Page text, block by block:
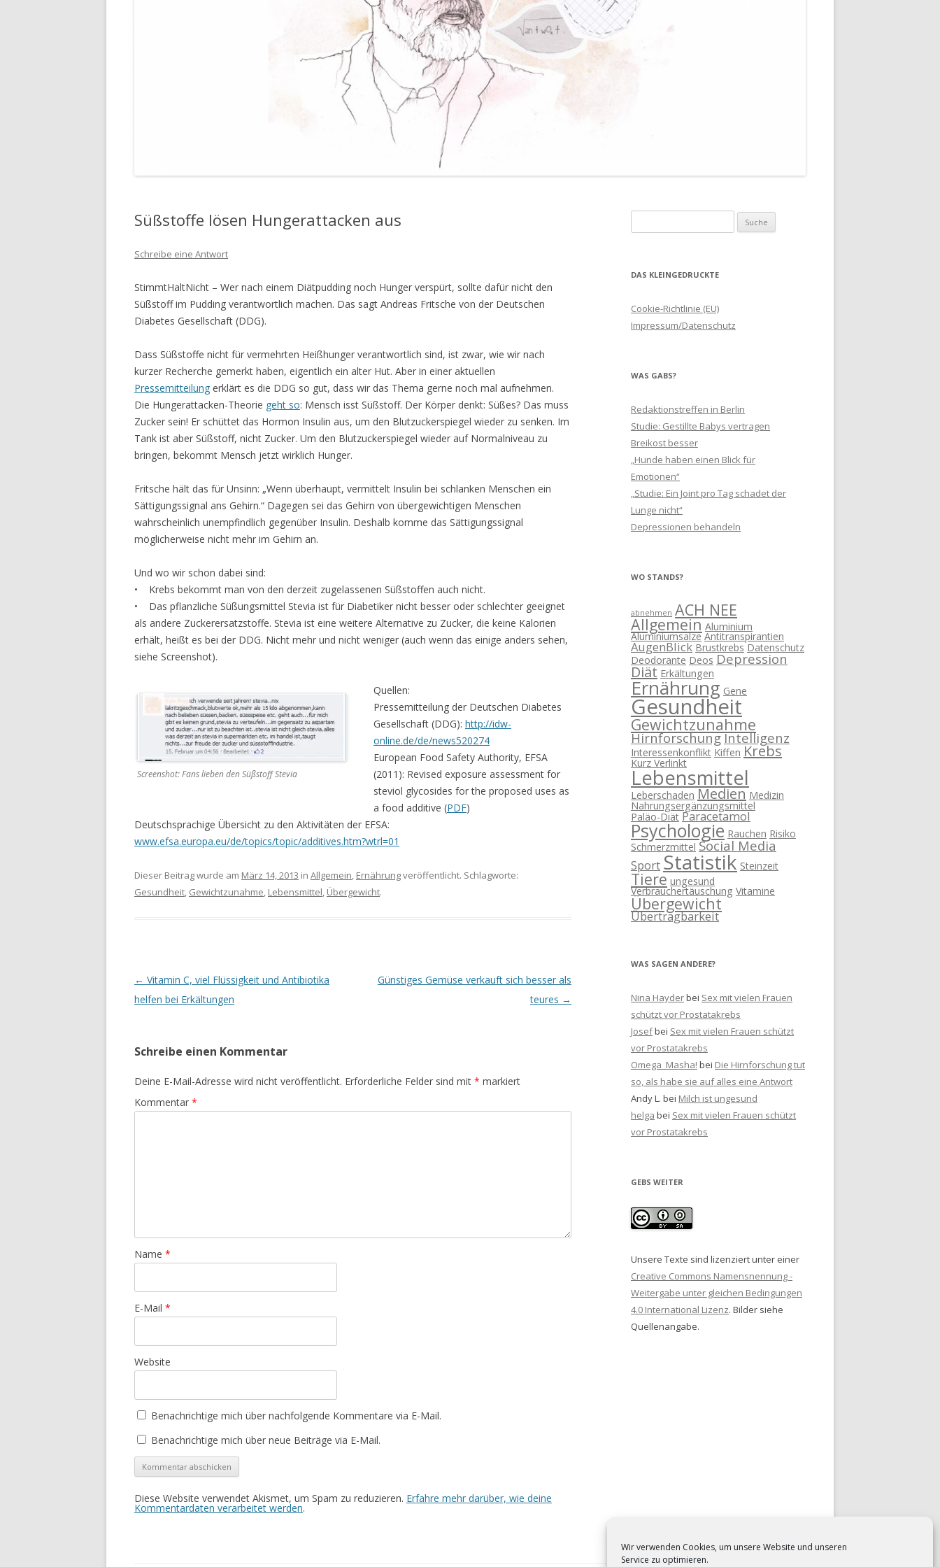
Wir verwenden Cookies, um unsere Website und unseren
Service zu optimieren.
Süßstoffe lösen Hungerattacken aus
Schreibe eine Antwort
StimmtHaltNicht – Wer nach einem Diätpudding noch Hunger verspürt, sollte dafür nicht den
Süßstoff im Pudding verantwortlich machen. Das sagt Andreas Fritsche von der Deutschen
Diabetes Gesellschaft (DDG).
Dass Süßstoffe nicht für vermehrten Heißhunger verantwortlich sind, ist zwar, wie wir nach
kurzer Recherche gemerkt haben, eigentlich ein alter Hut. Aber in einer aktuellen
Pressemitteilung erklärt es die DDG so gut, dass wir das Thema gerne noch mal aufnehmen.
Die Hungerattacken-Theorie geht so: Mensch isst Süßstoff. Der Körper denkt: Süßes? Das muss
Zucker sein! Er schüttet das Hormon Insulin aus, um den Blutzuckerspiegel wieder zu senken. Im
Tank ist aber Süßstoff, nicht Zucker. Um den Blutzuckerspiegel wieder auf Normalniveau zu
bringen, bekommt Mensch jetzt wirklich Hunger.
Fritsche hält das für Unsinn: „Wenn überhaupt, vermittelt Insulin bei schlanken Menschen ein
Sättigungssignal ans Gehirn.“ Dagegen sei das Gehirn von übergewichtigen Menschen
wahrscheinlich unempfindlich gegenüber Insulin. Deshalb komme das Sättigungssignal
möglicherweise nicht mehr im Gehirn an.
Und wo wir schon dabei sind:
• Krebs bekommt man von den derzeit zugelassenen Süßstoffen auch nicht.
• Das pflanzliche Süßungsmittel Stevia ist für Diabetiker nicht besser oder schlechter geeignet
als andere Zuckerersatzstoffe. Stevia ist eine weitere Alternative zu Zucker, die keine Kalorien
erhält, heißt es bei der DDG. Nicht mehr und nicht weniger (auch wenn das einige anders sehen,
siehe Screenshot).
Screenshot: Fans lieben den Süßstoff Stevia
Quellen:
Pressemitteilung der Deutschen Diabetes
Gesellschaft (DDG): http://idw-
online.de/de/news520274
European Food Safety Authority, EFSA
(2011): Revised exposure assessment for
steviol glycosides for the proposed uses as
a food additive (PDF)
Deutschsprachige Übersicht zu den Aktivitäten der EFSA:
www.efsa.europa.eu/de/topics/topic/additives.htm?wtrl=01
Dieser Beitrag wurde am März 14, 2013 in Allgemein Ernährungveröffentlicht. Schlagworte:
Gesundheit Gewichtzunahme Lebensmittel Übergewicht.
Beitrags-
Navigation
← Vitamin C, viel Flüssigkeit und Antibiotika
helfen bei Erkältungen
Günstiges Gemüse verkauft sich besser als
teures →
Schreibe einen Kommentar
Deine E-Mail-Adresse wird nicht veröffentlicht. Erforderliche Felder sind mit * markiert
Kommentar *
Name *
E-Mail *
Website
Benachrichtige mich über nachfolgende Kommentare via E-Mail.
Benachrichtige mich über neue Beiträge via E-Mail.
Diese Website verwendet Akismet, um Spam zu reduzieren. Erfahre mehr darüber, wie deine
Kommentardaten verarbeitet werden.
nach:
DAS KLEINGEDRUCKTE
Cookie-Richtlinie (EU)
Impressum/Datenschutz
WAS GABS?
Redaktionstreffen in Berlin
Studie: Gestillte Babys vertragen
Breikost besser
„Hunde haben einen Blick für
Emotionen“
„Studie: Ein Joint pro Tag schadet der
Lunge nicht“
Depressionen behandeln
WO STANDS?
abnehmen ACH NEE
Allgemein Aluminium
Aluminiumsalze Antitranspirantien
AugenBlick Brustkrebs Datenschutz
Deodorante Deos Depression
Diät Erkältungen
Ernährung Gene
Gesundheit
Gewichtzunahme
HirnforschungIntelligenz
Interessenkonflikt Kiffen Krebs
Kurz Verlinkt
Lebensmittel
Leberschaden Medien Medizin
Nahrungsergänzungsmittel
Paläo-Diät Paracetamol
Psychologie Rauchen Risiko
Schmerzmittel Social Media
Sport Statistik Steinzeit
Tiere ungesund
Verbrauchertäuschung Vitamine
Übergewicht
Übertragbarkeit
WAS SAGEN ANDERE?
Nina Hayderbei Sex mit vielen Frauen
schützt vor Prostatakrebs
Josefbei Sex mit vielen Frauen schützt
vor Prostatakrebs
Omega_Masha! bei Die Hirnforschung tut
so, als habe sie auf alles eine Antwort
Andy L. bei Milch ist ungesund
helga bei Sex mit vielen Frauen schützt
vor Prostatakrebs
GEBS WEITER
Unsere Texte sind lizenziert unter einer
Creative Commons Namensnennung -
Weitergabe unter gleichen Bedingungen
4.0 International Lizenz. Bilder siehe
Quellenangabe.